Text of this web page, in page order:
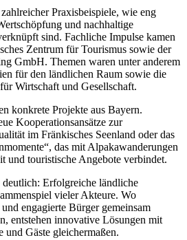
Praxisbeispiele, wie eng
und nachhaltige
sind. Fachliche Impulse kamen
Zentrum für Tourismus sowie der
GmbH. Themen waren unter anderem
für den ländlichen Raum sowie die
Wirtschaft und Gesellschaft.
konkrete Projekte aus Bayern.
Kooperationsansätze zur
im Fränkisches Seenland oder das
das mit Alpakawanderungen
und touristische Angebote verbindet.
Erfolgreiche ländliche
vieler Akteure. Wo
engagierte Bürger gemeinsam
entstehen innovative Lösungen mit
Gäste gleichermaßen.